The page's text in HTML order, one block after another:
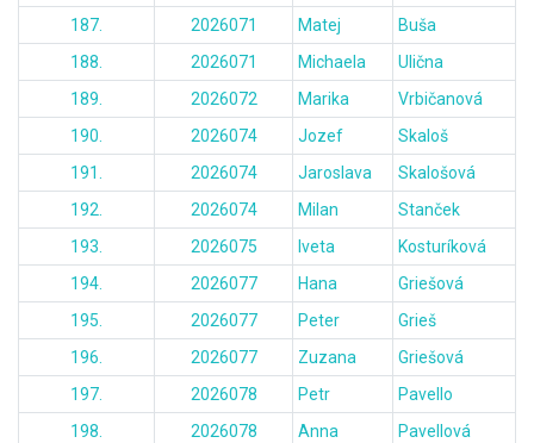
187.
2026071 Matej
Buša
188.
2026071 Michaela
Ulična
189.
2026072 Marika
Vrbičanová
190.
2026074 Jozef
Skaloš
191.
2026074 Jaroslava
Skalošová
192.
2026074 Milan
Stanček
193.
2026075 Iveta
Kosturíková
194.
2026077 Hana
Griešová
195.
2026077 Peter
Grieš
196.
2026077 Zuzana
Griešová
197.
2026078 Petr
Pavello
198.
2026078 Anna
Pavellová